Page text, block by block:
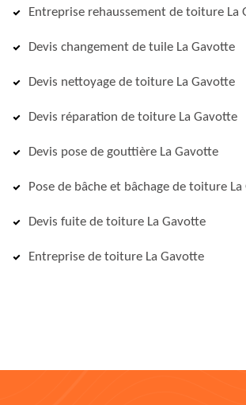
Entreprise rehaussement de toiture La
Devis changement de tuile La Gavotte
Devis nettoyage de toiture La Gavotte
Devis réparation de toiture La Gavotte
Devis pose de gouttière La Gavotte
Pose de bâche et bâchage de toiture
Devis fuite de toiture La Gavotte
Entreprise de toiture La Gavotte